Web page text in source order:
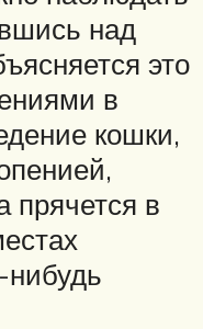
над
это
в
кошки,
прячется в
нибудь